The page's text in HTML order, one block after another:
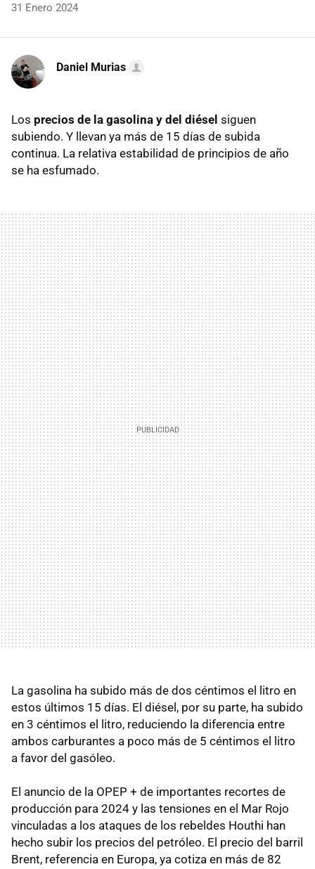
31 Enero 2024
Daniel Murias
Los precios de la gasolina y del diésel siguen
subiendo. Y llevan ya más de 15 días de subida
continua. La relativa estabilidad de principios de año
se ha esfumado.
La gasolina ha subido más de dos céntimos el litro en
estos últimos 15 días. El diésel, por su parte, ha subido
en 3 céntimos el litro, reduciendo la diferencia entre
ambos carburantes a poco más de 5 céntimos el litro
a favor del gasóleo.
El anuncio de la OPEP + de importantes recortes de
producción para 2024 y las tensiones en el Mar Rojo
vinculadas a los ataques de los rebeldes Houthi han
hecho subir los precios del petróleo. El precio del barril
Brent, referencia en Europa, ya cotiza en más de 82